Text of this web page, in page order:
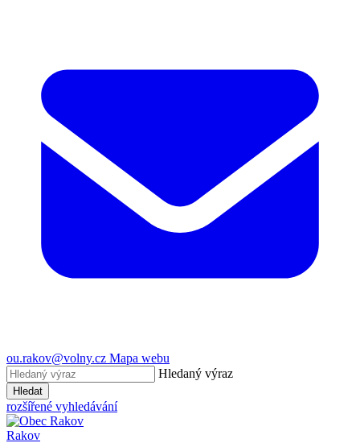
ou.rakov@volny.cz Mapa webu
Hledaný výraz
Hledat
rozšířené vyhledávání
Rakov